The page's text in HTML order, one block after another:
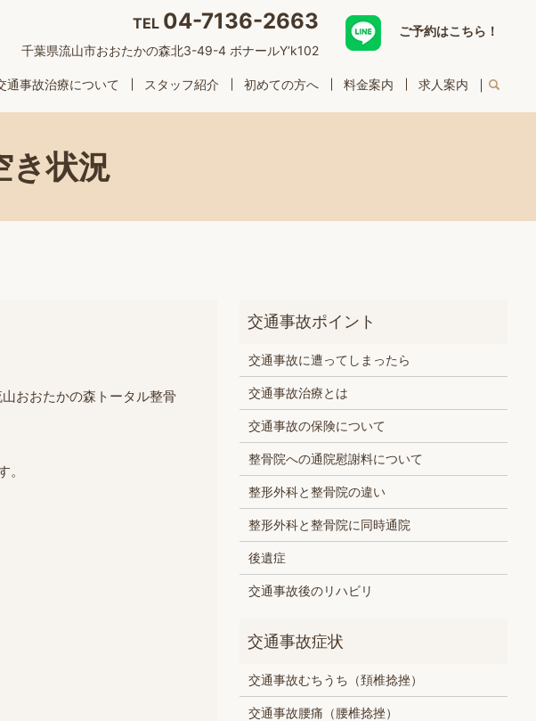
TEL 04-7136-2663
千葉県流山市おおたかの森北3-49-4 ボナールY’k102
ご予約はこちら！
通事故治療について スタッフ紹介 初めての方へ 料金案内 求人案内
き状況
おおたかの森トータル整骨
交通事故に遭ってしまったら
交通事故治療とは
交通事故の保険について
整骨院への通院慰謝料について
整形外科と整骨院の違い
整形外科と整骨院に同時通院
後遺症
交通事故後のリハビリ
交通事故むちうち（頚椎捻挫）
交通事故腰痛（腰椎捻挫）